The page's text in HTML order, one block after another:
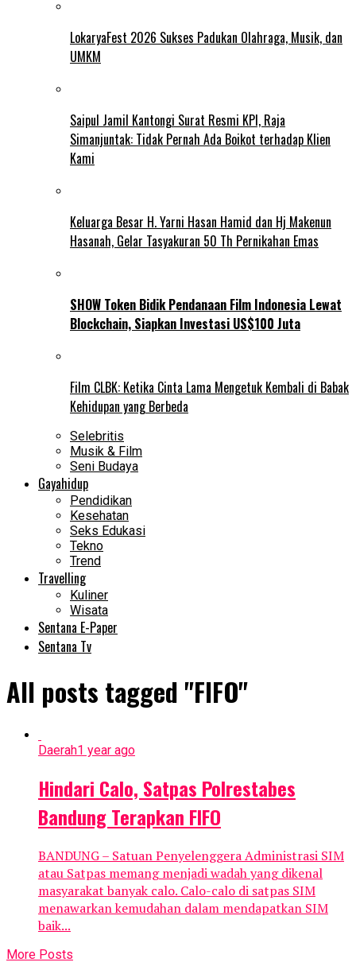
LokaryaFest 2026 Sukses Padukan Olahraga, Musik, dan
UMKM
Saipul Jamil Kantongi Surat Resmi KPI, Raja
Simanjuntak: Tidak Pernah Ada Boikot terhadap Klien
Kami
Keluarga Besar H. Yarni Hasan Hamid dan Hj Makenun
Hasanah, Gelar Tasyakuran 50 Th Pernikahan Emas
SHOW Token Bidik Pendanaan Film Indonesia Lewat
Blockchain, Siapkan Investasi US$100 Juta
Film CLBK: Ketika Cinta Lama Mengetuk Kembali di Babak
Kehidupan yang Berbeda
Selebritis
Musik & Film
Seni Budaya
Gayahidup
Pendidikan
Kesehatan
Seks Edukasi
Tekno
Trend
Travelling
Kuliner
Wisata
Sentana E-Paper
Sentana Tv
All posts tagged "FIFO"
Daerah1 year ago
Hindari Calo, Satpas Polrestabes
Bandung Terapkan FIFO
BANDUNG – Satuan Penyelenggera Administrasi SIM
atau Satpas memang menjadi wadah yang dikenal
masyarakat banyak calo. Calo-calo di satpas SIM
menawarkan kemudahan dalam mendapatkan SIM
baik...
More Posts